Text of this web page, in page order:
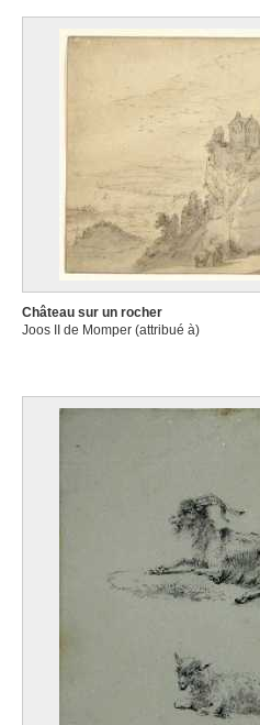
Château sur un rocher
Joos II de Momper (attribué à)